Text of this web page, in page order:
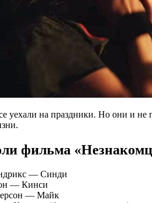
уехали на праздники. Но они и не
фильма
— Синди
— Кинси
— Майк